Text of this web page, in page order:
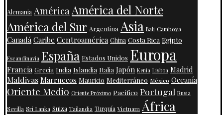
Alemania AméricaAmérica del Norte
América del Sur Argentina Asia Bali Camboya
Canadá Caribe Centroamérica China Costa Rica Egipto
Escandinavia España Estados Unidos Europa
Francia Grecia India Islandia Italia Japón Kenia Lisboa Madrid
Maldivas Marruecos Mauricio Mediterráneo México Oceanía
Oriente Medio Oriente Próximo Pacífico Portugal Rusia
Sevilla Sri Lanka Suiza Tailandia Turquía Vietnam África